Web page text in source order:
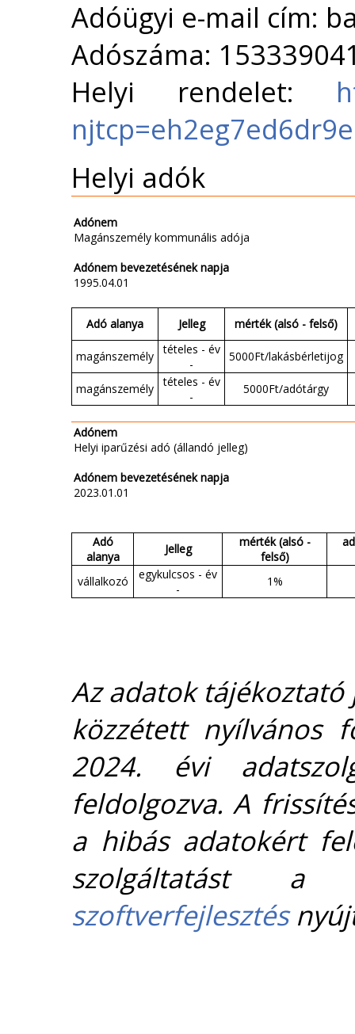
Adóügyi e-mail cím:
Adószáma:
Helyi rendelet:
Helyi adók
Adónem
Magánszemély kommunális adója
Adónem bevezetésének napja
1995.04.01
Adó alanya Jelleg mérték (alsó - felső)
magánszemély
tételes - év
-
5000Ft/lakásbérletijog
magánszemély
tételes - év
-
5000Ft/adótárgy
Adónem
Helyi iparűzési adó (állandó jelleg)
Adónem bevezetésének napja
2023.01.01
Adó
alanya
Jelleg
mérték (alsó -
felső)
vállalkozó
egykulcsos - év
-
1%
Az adatok
közzétett nyílvános
2024. évi
feldolgozva. A
a hibás adatokért
szolgáltatást
szoftverfejlesztés